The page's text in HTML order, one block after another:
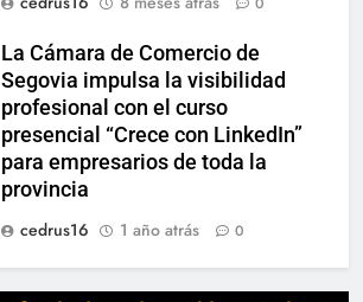
La Cámara de Comercio de
Segovia impulsa la visibilidad
profesional con el curso
presencial “Crece con LinkedIn”
para empresarios de toda la
provincia
cedrus16
1 año atrás 0